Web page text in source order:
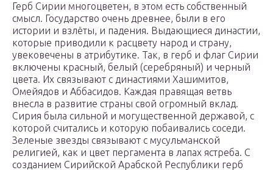
Герб Сирии многоцветен, в этом есть собственный
смысл. Государство очень древнее, были в его
истории и взлёты, и падения. Выдающиеся династии,
которые приводили к расцвету народ и страну,
увековечены в атрибутике. Так, в герб и флаг Сирии
включены красный, белый (серебряный) и черный
цвета. Их связывают с династиями Хашимитов,
Омейядов и Аббасидов. Каждая правящая ветвь
внесла в развитие страны свой огромный вклад.
Сирия была сильной и могущественной державой, с
которой считались и которую побаивались соседи.
Зеленые звезды связывают с мусульманской
религией, как и цвет пергамента в лапах ястреба. С
созданием Сирийской Арабской Республики герб